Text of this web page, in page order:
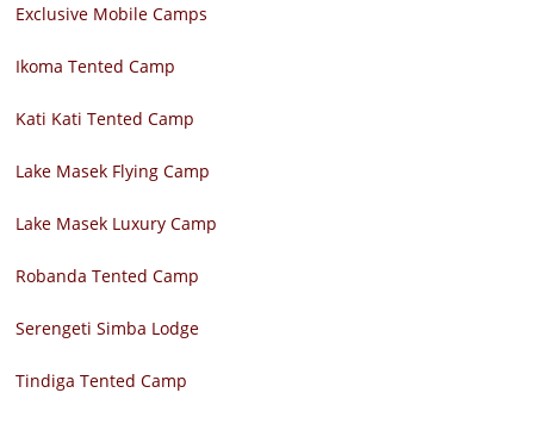
Exclusive Mobile Camps
Ikoma Tented Camp
Kati Kati Tented Camp
Lake Masek Flying Camp
Lake Masek Luxury Camp
Robanda Tented Camp
Serengeti Simba Lodge
Tindiga Tented Camp